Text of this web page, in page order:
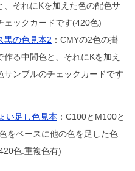
、それにKを加えた色の配色サ
ェックカードです(420色)
黒の色見本2 ：CMYの2色の掛
作る中間色と、それにKを加え
サンプルのチェックカードです
い足し色見本 ：C100とM100と
をベースに他の色を足した色
色:重複色有)